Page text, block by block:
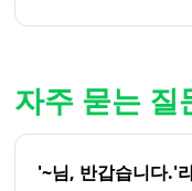
자주 묻는 질
'~님, 반갑습니다.'